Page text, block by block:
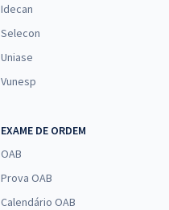
Idecan
Selecon
Uniase
Vunesp
EXAME DE ORDEM
OAB
Prova OAB
Calendário OAB